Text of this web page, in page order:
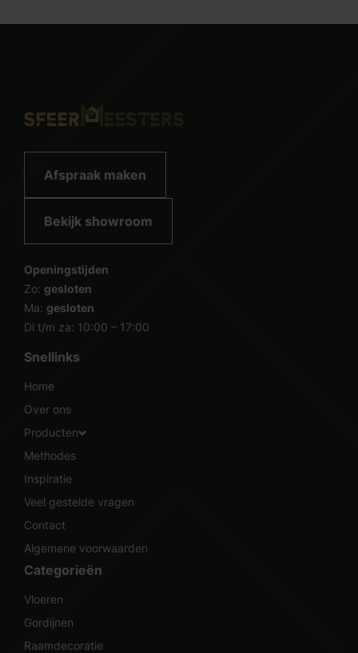
Afspraak maken
Bekijk showroom
Openingstijden
Zo: gesloten
Ma: gesloten
Di t/m za: 10:00 – 17:00
Snellinks
Home
Over ons
Producten
Methodes
Inspiratie
Veel gestelde vragen
Contact
Algemene voorwaarden
Categorieën
Vloeren
Gordijnen
Raamdecoratie